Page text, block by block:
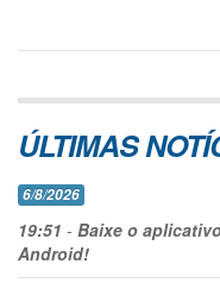
ÚLTIMAS
6/8/2026
19:51 - Baixe o
Android!